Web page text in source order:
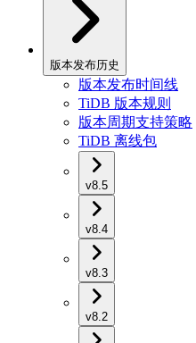
版本发布历史
版本发布时间线
TiDB 版本规则
版本周期支持策略
TiDB 离线包
v8.5
v8.4
v8.3
v8.2